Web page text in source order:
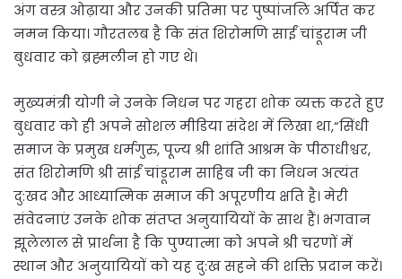
अंग वस्त्र ओढ़ाया और उनकी प्रतिमा पर पुष्पांजलि अर्पित कर
नमन किया। गौरतलब है कि संत शिरोमणि साईं चांडूराम जी
बुधवार को ब्रह्मलीन हो गए थे।
मुख्यमंत्री योगी ने उनके निधन पर गहरा शोक व्यक्त करते हुए
बुधवार को ही अपने सोशल मीडिया संदेश में लिखा था,“सिंधी
समाज के प्रमुख धर्मगुरु, पूज्य श्री शांति आश्रम के पीठाधीश्वर,
संत शिरोमणि श्री सांईं चांडूराम साहिब जी का निधन अत्यंत
दु:खद और आध्यात्मिक समाज की अपूरणीय क्षति है। मेरी
संवेदनाएं उनके शोक संतप्त अनुयायियों के साथ हैं। भगवान
झूलेलाल से प्रार्थना है कि पुण्यात्मा को अपने श्री चरणों में
स्थान और अनुयायियों को यह दु:ख सहने की शक्ति प्रदान करें।